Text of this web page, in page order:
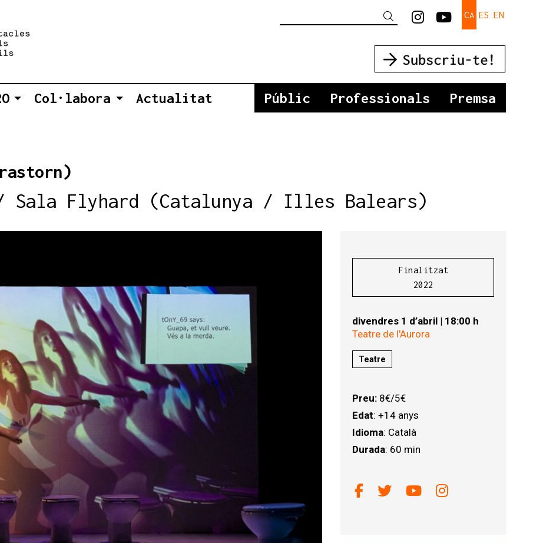
CA ES EN
Link a instagram
Link a
Cercar
Col·labora Actualitat Públic Professionals Premsa
Sala Flyhard (Catalunya / Illes Balears)
Finalitzat
2022
divendres 1 d’abril | 18:00 h
Teatre de l'Aurora
Teatre
Preu: 8€/5€
Edat: +14 anys
Idioma: Català
Durada: 60 min
Link a facebook
Link a twitter
Link a youtube
Link a